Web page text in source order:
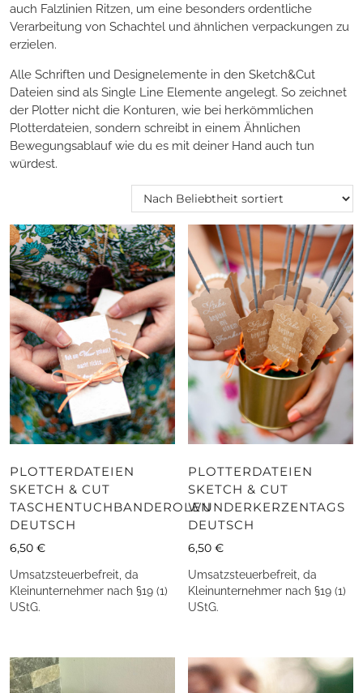
auch Falzlinien Ritzen, um eine besonders ordentliche
Verarbeitung von Schachtel und ähnlichen verpackungen zu
erzielen.
Alle Schriften und Designelemente in den Sketch&Cut
Dateien sind als Single Line Elemente angelegt. So zeichnet
der Plotter nicht die Konturen, wie bei herkömmlichen
Plotterdateien, sondern schreibt in einem Ähnlichen
Bewegungsablauf wie du es mit deiner Hand auch tun
würdest.
PLOTTERDATEIEN
SKETCH & CUT
TASCHENTUCHBANDEROLEN
DEUTSCH
6,50 €
Umsatzsteuerbefreit, da
Kleinunternehmer nach §19 (1)
UStG.
PLOTTERDATEIEN
SKETCH & CUT
WUNDERKERZENTAGS
DEUTSCH
6,50€
Umsatzsteuerbefreit, da
Kleinunternehmer nach §19 (1)
UStG.